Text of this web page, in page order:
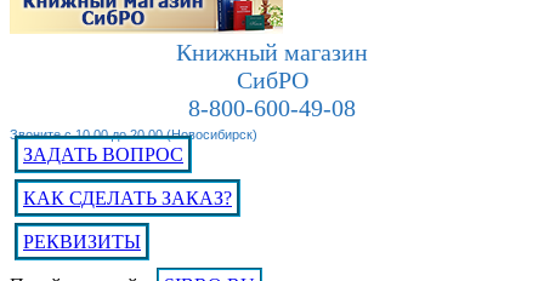
Книжный магазин
СибРО
8-800-600-49-08
Звоните с 10.00 до 20.00 (Новосибирск)
ЗАДАТЬ ВОПРОС
КАК СДЕЛАТЬ ЗАКАЗ?
РЕКВИЗИТЫ